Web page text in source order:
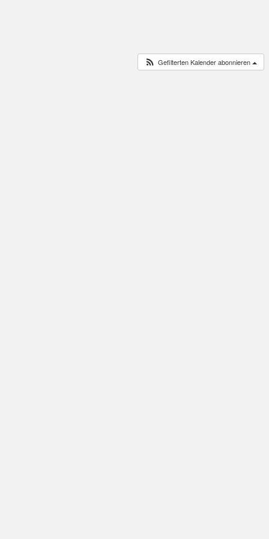
Gefilterten Kalender abonnieren